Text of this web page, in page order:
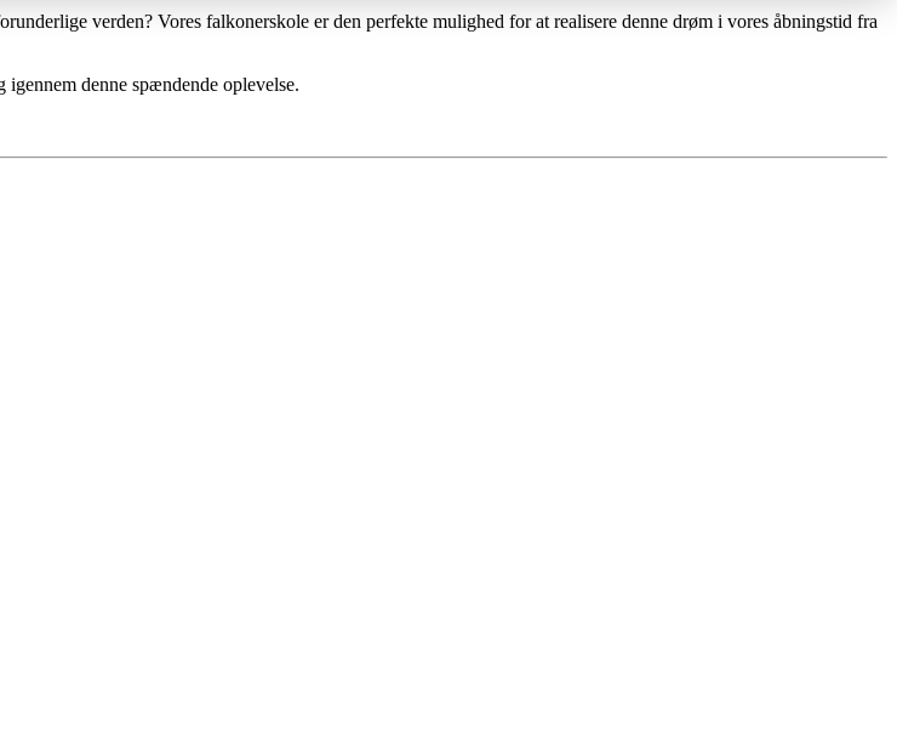
verden? Vores falkonerskole er den perfekte mulighed for at realisere denne drøm i vores åbningstid fra
denne spændende oplevelse.